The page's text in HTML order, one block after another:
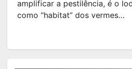
amplificar a pestilência, é o
como “habitat” dos vermes…